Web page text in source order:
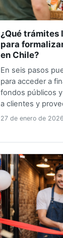
¿Qué trámites
para
en Chile?
En seis pasos
para acceder a
fondos públicos
a clientes y
27 de enero de 2026